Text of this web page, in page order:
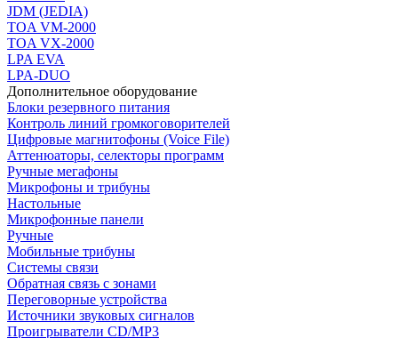
JDM (JEDIA)
TOA VM-2000
TOA VX-2000
LPA EVA
LPA-DUO
Дополнительное оборудование
Блоки резервного питания
Контроль линий громкоговорителей
Цифровые магнитофоны (Voice File)
Аттенюаторы, селекторы программ
Ручные мегафоны
Микрофоны и трибуны
Настольные
Микрофонные панели
Ручные
Мобильные трибуны
Системы связи
Обратная связь с зонами
Переговорные устройства
Источники звуковых сигналов
Проигрыватели CD/MP3